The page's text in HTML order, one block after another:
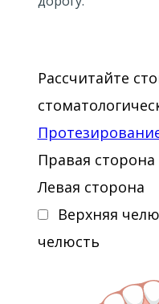
Рассчитайте
Правая сторона
Левая сторона
Верхняя
челюсть